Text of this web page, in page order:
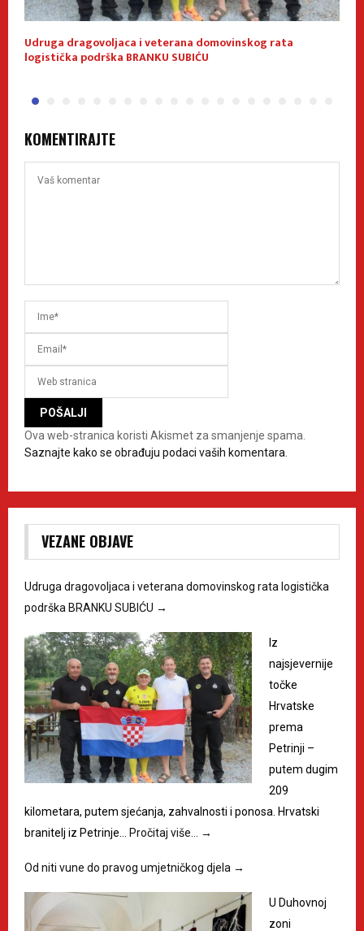
Udruga dragovoljaca i veterana domovinskog rata
logistička podrška BRANKU SUBIĆU
KOMENTIRAJTE
Ova web-stranica koristi Akismet za smanjenje spama.
Saznajte kako se obrađuju podaci vaših komentara.
VEZANE OBJAVE
Udruga dragovoljaca i veterana domovinskog rata logistička
podrška BRANKU SUBIĆU →
Iz
najsjevernije
točke
Hrvatske
prema
Petrinji –
putem dugim
209
kilometara, putem sjećanja, zahvalnosti i ponosa. Hrvatski
branitelj iz Petrinje…
Pročitaj više… →
Od niti vune do pravog umjetničkog djela →
U Duhovnoj
zoni